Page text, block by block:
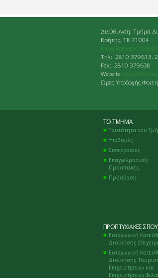
Διεύθυνση: Τμήμα
Κρήτης, ΤΚ 71004
E-mailsecretariat-
Tηλ: 2810 379613,
Fax: 2810 379638
Website:
Ώρες Υποδοχής
ΤΟ ΤΜΉΜΑ
Ταυτότητα του
Υποδομές
Συνεργασίες
Επαγγελματικές
Προοπτικές
Πρόσβαση
ΠΡΟΠΤΥΧΙΑΚΈΣ
Εισαγωγική
Διοίκησης
Εισαγωγική
Διοίκησης
Επιχειρήσεων και
Επιχειρήσεων